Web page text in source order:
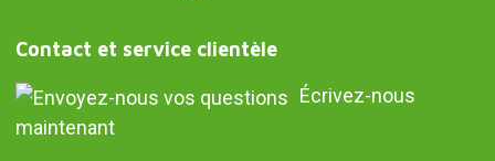
Contact et service clientèle
Écrivez-nous
maintenant